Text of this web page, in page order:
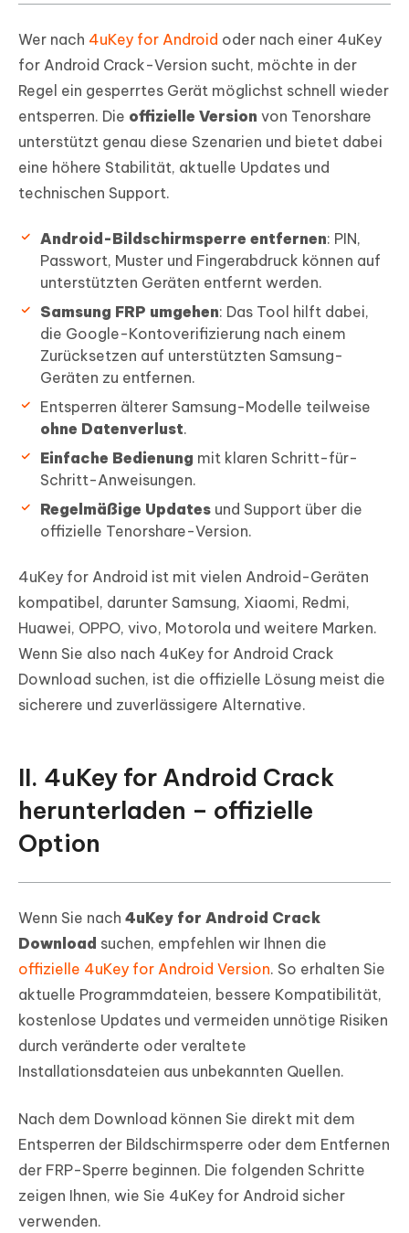
Wer nach 4uKey for Android oder nach einer 4uKey
for Android Crack-Version sucht, möchte in der
Regel ein gesperrtes Gerät möglichst schnell wieder
entsperren. Die offizielle Version von Tenorshare
unterstützt genau diese Szenarien und bietet dabei
eine höhere Stabilität, aktuelle Updates und
technischen Support.
Android-Bildschirmsperre entfernen: PIN,
Passwort, Muster und Fingerabdruck können auf
unterstützten Geräten entfernt werden.
Samsung FRP umgehen: Das Tool hilft dabei,
die Google-Kontoverifizierung nach einem
Zurücksetzen auf unterstützten Samsung-
Geräten zu entfernen.
Entsperren älterer Samsung-Modelle teilweise
ohne Datenverlust.
Einfache Bedienung mit klaren Schritt-für-
Schritt-Anweisungen.
Regelmäßige Updates und Support über die
offizielle Tenorshare-Version.
4uKey for Android ist mit vielen Android-Geräten
kompatibel, darunter Samsung, Xiaomi, Redmi,
Huawei, OPPO, vivo, Motorola und weitere Marken.
Wenn Sie also nach 4uKey for Android Crack
Download suchen, ist die offizielle Lösung meist die
sicherere und zuverlässigere Alternative.
II. 4uKey for Android Crack
herunterladen – offizielle
Option
Wenn Sie nach 4uKey for Android Crack
Download suchen, empfehlen wir Ihnen die
offizielle 4uKey for Android Version. So erhalten Sie
aktuelle Programmdateien, bessere Kompatibilität,
kostenlose Updates und vermeiden unnötige Risiken
durch veränderte oder veraltete
Installationsdateien aus unbekannten Quellen.
Nach dem Download können Sie direkt mit dem
Entsperren der Bildschirmsperre oder dem Entfernen
der FRP-Sperre beginnen. Die folgenden Schritte
zeigen Ihnen, wie Sie 4uKey for Android sicher
verwenden.